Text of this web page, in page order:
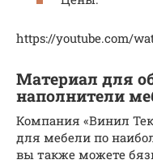
https://youtube.com/
Материал для
наполнители
Компания «Винил
для мебели по
вы также можете